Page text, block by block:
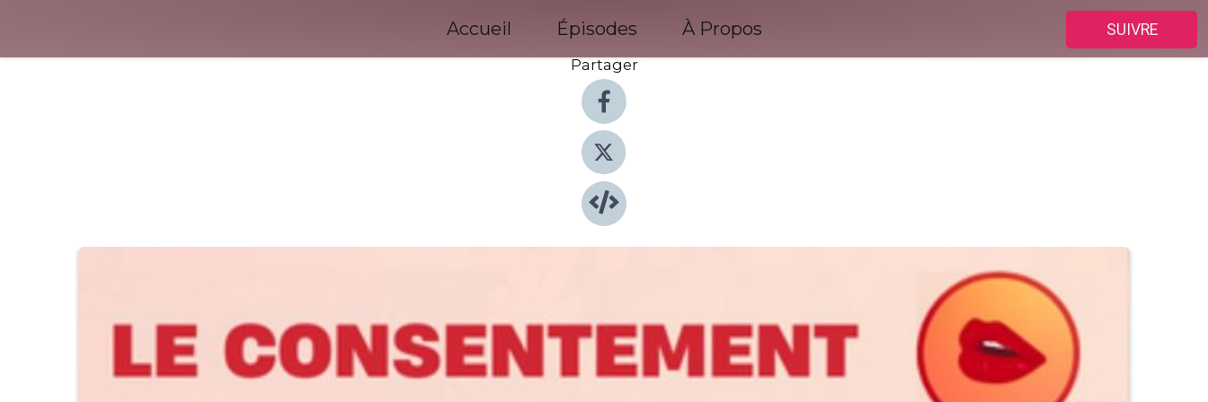
Accueil Épisodes À Propos
SUIVRE
Partager